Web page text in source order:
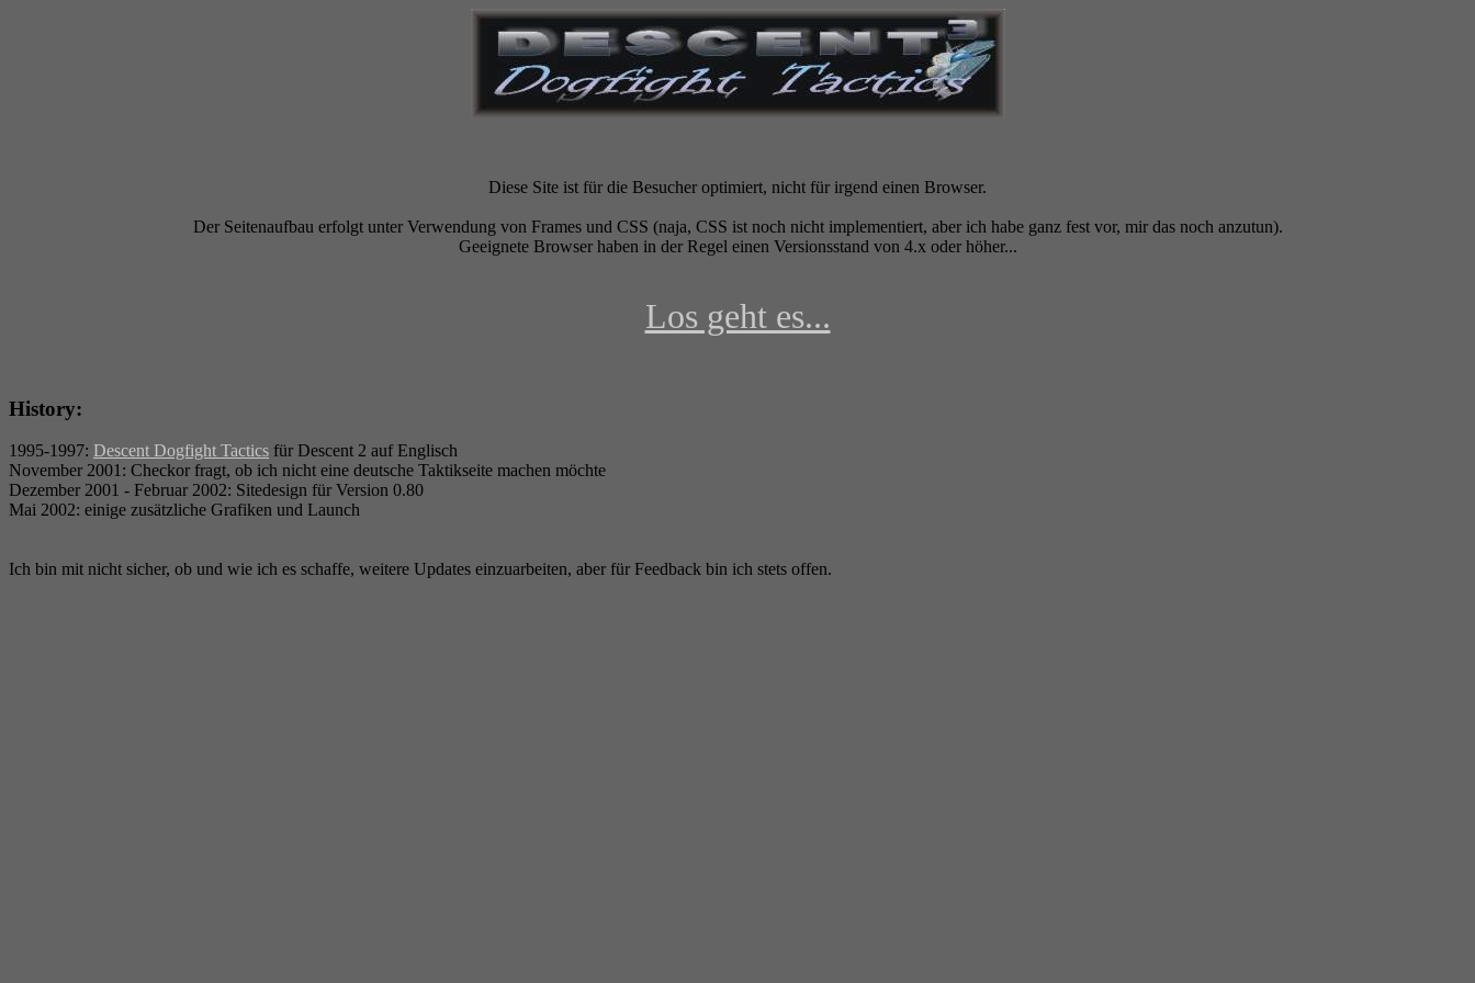
Diese Site ist für die Besucher optimiert, nicht für irgend einen Browser.
Der Seitenaufbau erfolgt unter Verwendung von Frames und CSS (naja, CSS ist noch nicht implementiert, aber ich habe ganz fest vor, mir das noch anzutun).
Geeignete Browser haben in der Regel einen Versionsstand von 4.x oder höher...
Los geht es...
History:
1995-1997: Descent Dogfight Tactics für Descent 2 auf Englisch
November 2001: Checkor fragt, ob ich nicht eine deutsche Taktikseite machen möchte
Dezember 2001 - Februar 2002: Sitedesign für Version 0.80
Mai 2002: einige zusätzliche Grafiken und Launch
Ich bin mit nicht sicher, ob und wie ich es schaffe, weitere Updates einzuarbeiten, aber für Feedback bin ich stets offen.